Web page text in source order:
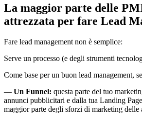
La maggior parte delle
attrezzata per fare Lead
Fare lead management non è semplice:
Serve un processo (e degli strumenti
Come base per un buon lead management,
— Un Funnel: questa parte del tuo
annunci pubblicitari e dalla tua Landing
maggior parte degli sforzi di marketing delle